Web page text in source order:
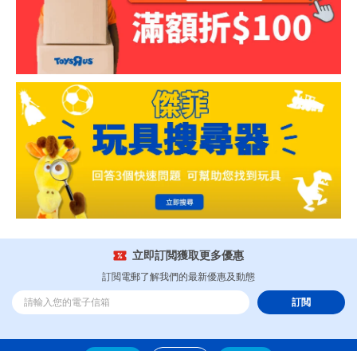
立即訂閲獲取更多優惠
訂閲電郵了解我們的最新優惠及動態
訂閲